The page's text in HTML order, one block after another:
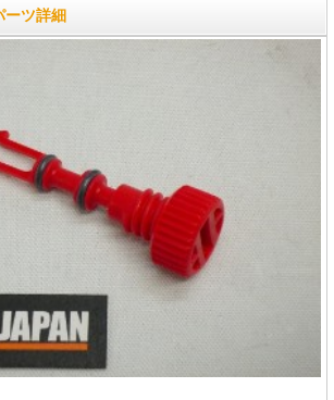
ーツ詳細